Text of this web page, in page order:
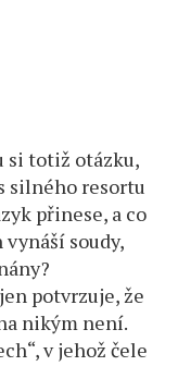
si totiž otázku,
silného resortu
přinese, a co
soudy,
potvrzuje, že
nikým není.
v jehož čele